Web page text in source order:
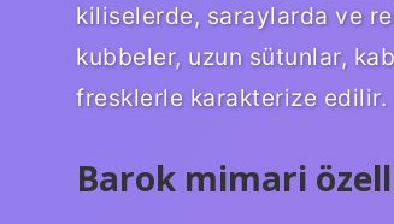
kiliselerde, saraylarda ve
kubbeler, uzun sütunlar,
fresklerle karakterize edilir.
Barok mimari